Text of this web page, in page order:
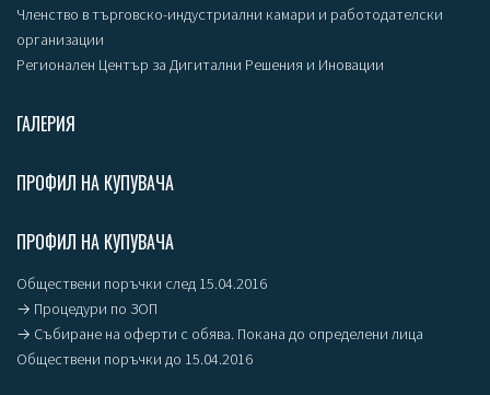
Членство в търговско-индустриални камари и работодателски
организации
Регионален Център за Дигитални Решения и Иновации
ГАЛЕРИЯ
ПРОФИЛ НА КУПУВАЧА
ПРОФИЛ НА КУПУВАЧА
Обществени поръчки след 15.04.2016
→ Процедури по ЗОП
→ Събиране на оферти с обява. Покана до определени лица
Обществени поръчки до 15.04.2016